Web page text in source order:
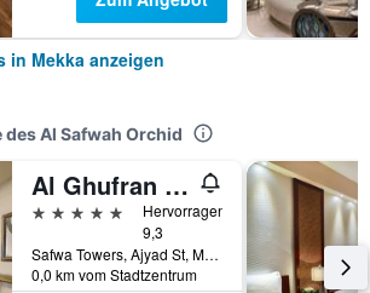
in Mekka anzeigen
des Al Safwah Orchid
Al Ghufran Safwah Hotel Makkah
5 Sterne
Hervorragend
9,3
Safwa Towers, Ajyad St, Mekka, Saudi-Arabien
0,0 km vom Stadtzentrum